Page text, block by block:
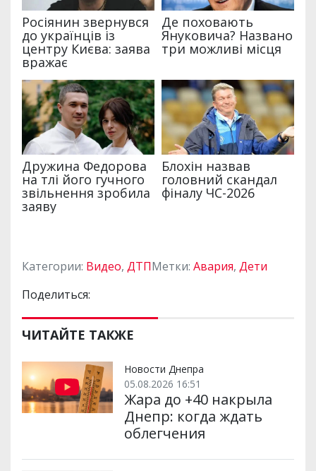
Категории: Видео, ДТПМетки: Авария, Дети
Поделиться:
ЧИТАЙТЕ ТАКЖЕ
Новости Днепра
05.08.2026 16:51
Жара до +40 накрыла
Днепр: когда ждать
облегчения